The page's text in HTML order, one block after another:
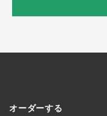
オーダーする